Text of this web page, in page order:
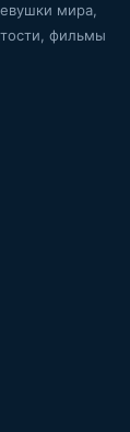
мира,
фильмы